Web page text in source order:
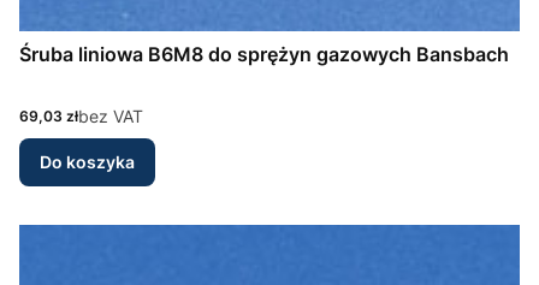
Śruba liniowa B6M8 do sprężyn gazowych Bansbach
Cena
69,03 złbez VAT
Do koszyka